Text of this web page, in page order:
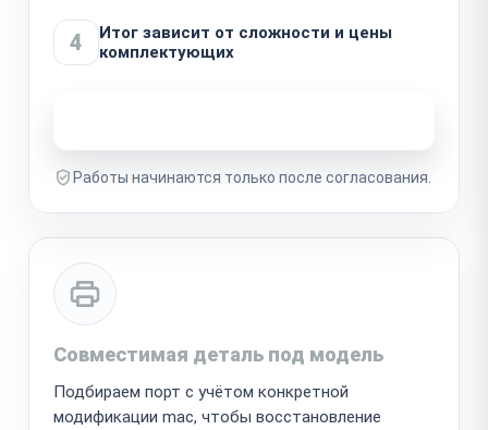
4
Итог зависит от сложности и цены
комплектующих
Работы начинаются только после согласования.
Совместимая деталь под модель
Подбираем порт с учётом конкретной
модификации mac, чтобы восстановление